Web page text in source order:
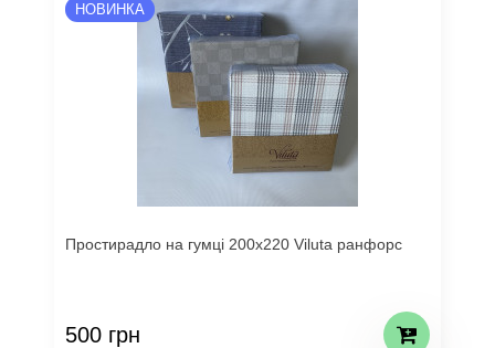
НОВИНКА
Простирадло на гумці 200х220 Viluta ранфорс
500 грн